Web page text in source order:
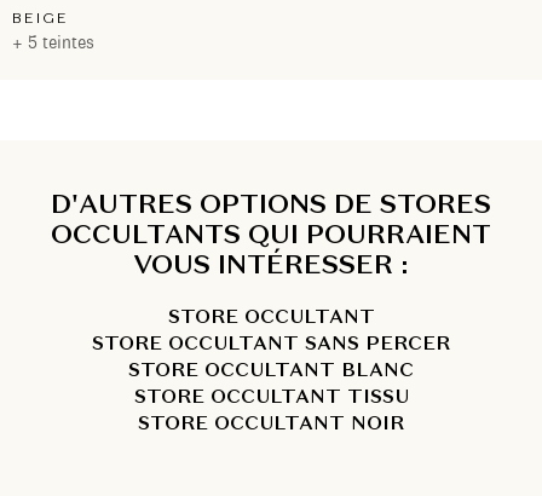
BEIGE
+ 5 teintes
D'AUTRES OPTIONS DE STORES
OCCULTANTS QUI POURRAIENT
VOUS INTÉRESSER :
STORE OCCULTANT
STORE OCCULTANT SANS PERCER
STORE OCCULTANT BLANC
STORE OCCULTANT TISSU
STORE OCCULTANT NOIR